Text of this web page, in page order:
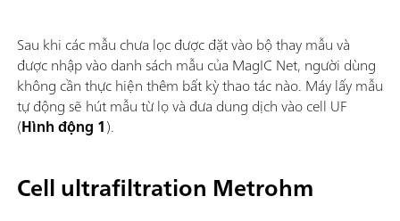
Sau khi các mẫu chưa lọc được đặt vào bộ thay mẫu và
được nhập vào danh sách mẫu của MagIC Net, người dùng
không cần thực hiện thêm bất kỳ thao tác nào. Máy lấy mẫu
tự động sẽ hút mẫu từ lọ và đưa dung dịch vào cell UF
(Hình động 1).
Cell ultrafiltration Metrohm